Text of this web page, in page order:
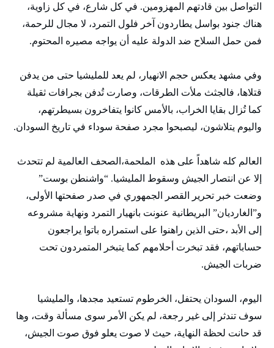
التواصل بين قادتهم المهزومين. في كل شارع، في كل زاوية،
هناك جنود بواسل يطاردون آخر فلول التمرد، لا مجال للرحمة،
فمن حمل السلاح ضد الدولة عليه أن يواجه مصيره المحتوم.
وفي مشهد يعكس حجم الانهيار، لم يعد للمليشيا حتى من يدفن
قتلاها، فالجثث ملأت الطرقات، وصارت تُدفن بجرافات ثقيلة
كما تُزال بقايا الخراب، بالأمس كانوا يتفاخرون بسيطرتهم،
واليوم يتلاشون، ليصبحوا مجرد صفحة سوداء في تاريخ السودان.
العالم كله شاهداً على هذه الملحمة،الصحف العالمية لم تتحدث
إلا عن انتصار الجيش وسقوط المليشيا. “واشنطن بوست”
وضعت خبر تحرير القصر الجمهوري في صدر صفحتها الأولى،
و”الغارديان” البريطانية عنونت بانهيار التمرد ونهاية مشروعه
إلى الأبد ،حتى الذين راهنوا على استمراره باتوا يراجعون
حساباتهم، فقد تبخرت أحلامهم كما يتبخر المتمردون تحت
ضربات الجيش.
اليوم، السودان يحتفل، الخرطوم تستعيد مجدها، والمليشيا
سوف تندثر إلى غير رجعة، لم يكن الأمر سوى مسألة وقت، وها
قد حانت لحظة النهاية، حيث لا صوت يعلو فوق صوت الجيش،